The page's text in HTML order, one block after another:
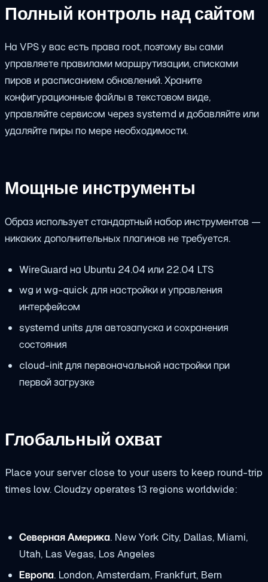
Полный контроль над сайтом
На VPS у вас есть права root, поэтому вы сами
управляете правилами маршрутизации, списками
пиров и расписанием обновлений. Храните
конфигурационные файлы в текстовом виде,
управляйте сервисом через systemd и добавляйте или
удаляйте пиры по мере необходимости.
Мощные инструменты
Образ использует стандартный набор инструментов —
никаких дополнительных плагинов не требуется.
WireGuard на Ubuntu 24.04 или 22.04 LTS
wg иwg-quick для настройки и управления
интерфейсом
systemd units для автозапуска и сохранения
состояния
cloud-init для первоначальной настройки при
первой загрузке
Глобальный охват
Place your server close to your users to keep round-trip
times low. Cloudzy operates 13 regions worldwide:
Северная Америка. New York City, Dallas, Miami,
Utah, Las Vegas, Los Angeles
Европа. London, Amsterdam, Frankfurt, Bern